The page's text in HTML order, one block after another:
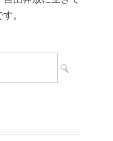
。